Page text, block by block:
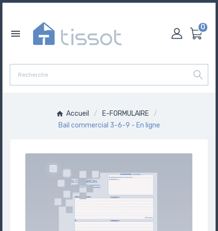

0
Accueil
E-FORMULAIRE
Bail commercial 3-6-9 - En ligne